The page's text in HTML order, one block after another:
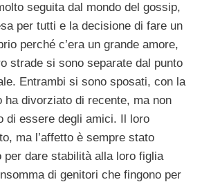
seguita dal mondo del gossip,
per tutti e la decisione di fare un
perché c’era un grande amore,
strade si sono separate dal punto
Entrambi si sono sposati, con la
ha divorziato di recente, ma non
di essere degli amici. Il loro
ma l’affetto è sempre stato
per dare stabilità alla loro figlia
di genitori che fingono per